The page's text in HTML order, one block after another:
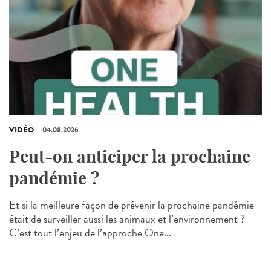
VIDÉO 04.08.2026
Peut-on anticiper la prochaine
pandémie ?
Et si la meilleure façon de prévenir la prochaine pandémie
était de surveiller aussi les animaux et l’environnement ?
C’est tout l’enjeu de l’approche One...